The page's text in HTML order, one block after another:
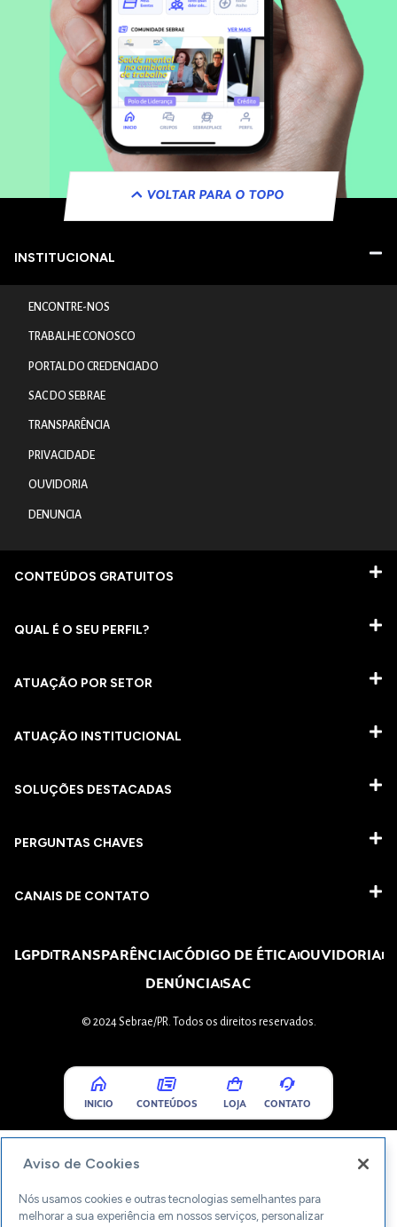
VOLTAR PARA O TOPO
INSTITUCIONAL
ENCONTRE-NOS
TRABALHE CONOSCO
PORTAL DO CREDENCIADO
SAC DO SEBRAE
TRANSPARÊNCIA
PRIVACIDADE
OUVIDORIA
DENUNCIA
CONTEÚDOS GRATUITOS
QUAL É O SEU PERFIL?
ATUAÇÃO POR SETOR
ATUAÇÃO INSTITUCIONAL
SOLUÇÕES DESTACADAS
PERGUNTAS CHAVES​
CANAIS DE CONTATO
LGPDTRANSPARÊNCIACÓDIGO DE ÉTICAOUVIDORIA
DENÚNCIASAC
© 2024 Sebrae/PR. Todos os direitos reservados.
INICIO CONTEÚDOS LOJA CONTATO
Aviso de Cookies
Nós usamos cookies e outras tecnologias semelhantes para
melhorar a sua experiência em nossos serviços, personalizar